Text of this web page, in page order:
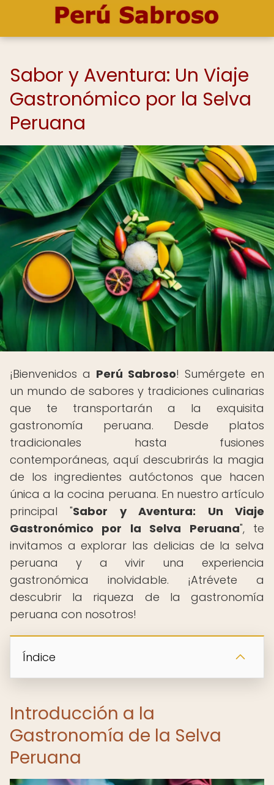
Sabor y Aventura: Un Viaje
Gastronómico por la Selva
Peruana
¡Bienvenidos a Perú Sabroso! Sumérgete en
un mundo de sabores y tradiciones culinarias
que te transportarán a la exquisita
gastronomía peruana. Desde platos
tradicionales hasta fusiones
contemporáneas, aquí descubrirás la magia
de los ingredientes autóctonos que hacen
única a la cocina peruana. En nuestro artículo
principal "Sabor y Aventura: Un Viaje
Gastronómico por la Selva Peruana", te
invitamos a explorar las delicias de la selva
peruana y a vivir una experiencia
gastronómica inolvidable. ¡Atrévete a
descubrir la riqueza de la gastronomía
peruana con nosotros!
Índice
Introducción a la
Gastronomía de la Selva
Peruana